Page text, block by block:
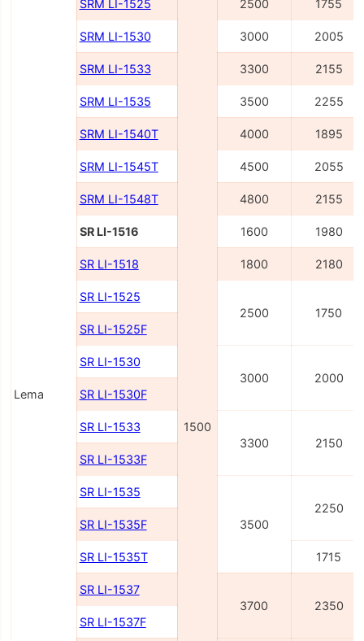
Lema
1500
SRM LI-1525 2500 1755
SRM LI-1530 3000 2005
SRM LI-1533 3300 2155
SRM LI-1535 3500 2255
SRM LI-1540Т 4000 1895
SRM LI-1545Т 4500 2055
SRM LI-1548Т 4800 2155
SR LI-1516 1600 1980
SR LI-1518 1800 2180
SR LI-1525
2500
1750
SR LI-1525F
SR LI-1530
3000
2000
SR LI-1530F
SR LI-1533
3300
2150
SR LI-1533F
SR LI-1535
3500
2250
SR LI-1535F
SR LI-1535T 1715
SR LI-1537
3700
2350
SR LI-1537F